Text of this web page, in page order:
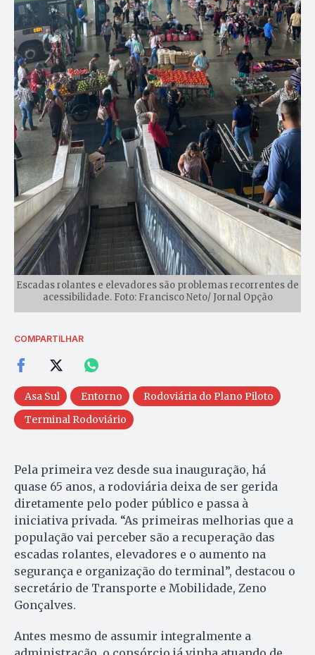
Escadas rolantes e elevadores são problemas recorrentes de
acessibilidade. Foto: Francisco Neto/ Jornal Opção
COMPARTILHAR
Asa Sul Entorno
Rodoviária do Plano Piloto
Terminal Rodoviário
Pela primeira vez desde sua inauguração, há
quase 65 anos, a rodoviária deixa de ser gerida
diretamente pelo poder público e passa à
iniciativa privada. “As primeiras melhorias que a
população vai perceber são a recuperação das
escadas rolantes, elevadores e o aumento na
segurança e organização do terminal”, destacou o
secretário de Transporte e Mobilidade, Zeno
Gonçalves.
Antes mesmo de assumir integralmente a